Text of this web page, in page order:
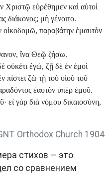
Χριστῷ εὑρέθημεν καὶ αὐτοὶ
διάκονος; μὴ γένοιτο.
οἰκοδομῶ, παραβάτην ἐμαυτὸν
ἵνα Θεῷ ζήσω.
οὐκέτι ἐγώ, ζῇ δὲ ἐν ἐμοὶ
πίστει ζῶ τῇ τοῦ υἱοῦ τοῦ
ἑαυτὸν ὑπὲρ ἐμοῦ.
εἰ γὰρ διὰ νόμου δικαιοσύνη,
Orthodox Church 1904
стихов — это
со сравнением